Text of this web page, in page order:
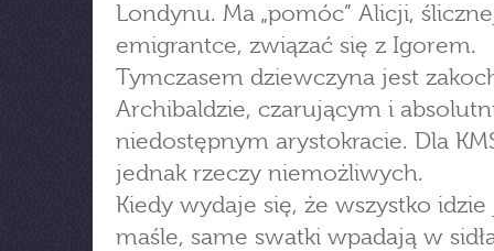
Londynu. Ma „pomóc” Alicji,
emigrantce, związać się z Igorem.
Tymczasem dziewczyna jest
Archibaldzie, czarującym i
niedostępnym arystokracie. Dla
jednak rzeczy niemożliwych.
Kiedy wydaje się, że wszystko idzie
maśle, same swatki wpadają w